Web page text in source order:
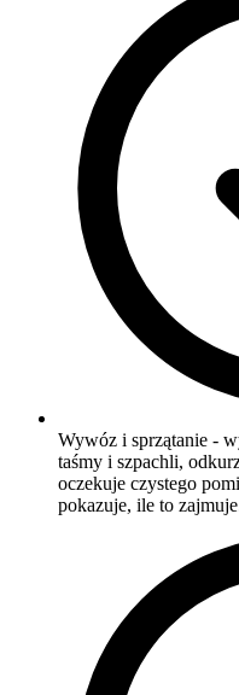
Wywóz i sprzątanie -
taśmy i szpachli,
oczekuje czystego
pokazuje, ile to